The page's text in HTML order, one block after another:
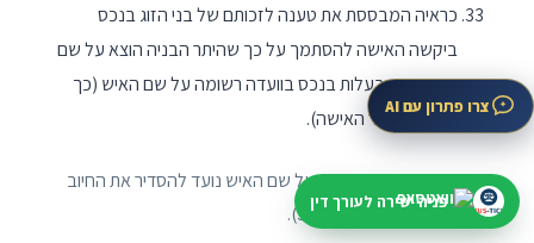
כראיה המבססת את טענה לזכותם של בני הזוג בנכס
ביקשה האישה להסתמך על כך שהיתר הבניה הוצא על שם
האיש וכי הבעלות בנכס בוועדה רשומה על שם האיש (כך
נטען בתצהיר האישה).
האב טען כי רישום ההיתר על שם האיש נועד להסדיר את החיוב
בארנונה (עמ' 33, ש' 33-30).
צרו פתרון עם AI
פניה ישירה לעורך דין